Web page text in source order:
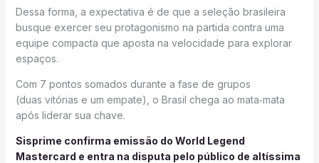
Dessa forma, a expectativa é de que a seleção brasileira
busque exercer seu protagonismo na partida contra uma
equipe compacta que aposta na velocidade para explorar
espaços.
Com 7 pontos somados durante a fase de grupos
(duas vitórias e um empate), o Brasil chega ao mata‑mata
após liderar sua chave.
Sisprime confirma emissão do World Legend
Mastercard e entra na disputa pelo público de altíssima